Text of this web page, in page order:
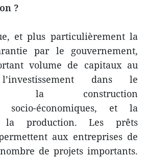
?
et plus particulièrement la
par le gouvernement,
volume de capitaux au
dans le
la construction
socio-économiques, et la
la production. Les prêts
aux entreprises de
de projets importants.